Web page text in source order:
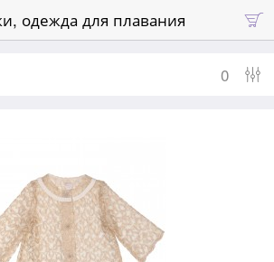

одежда для плавания
0